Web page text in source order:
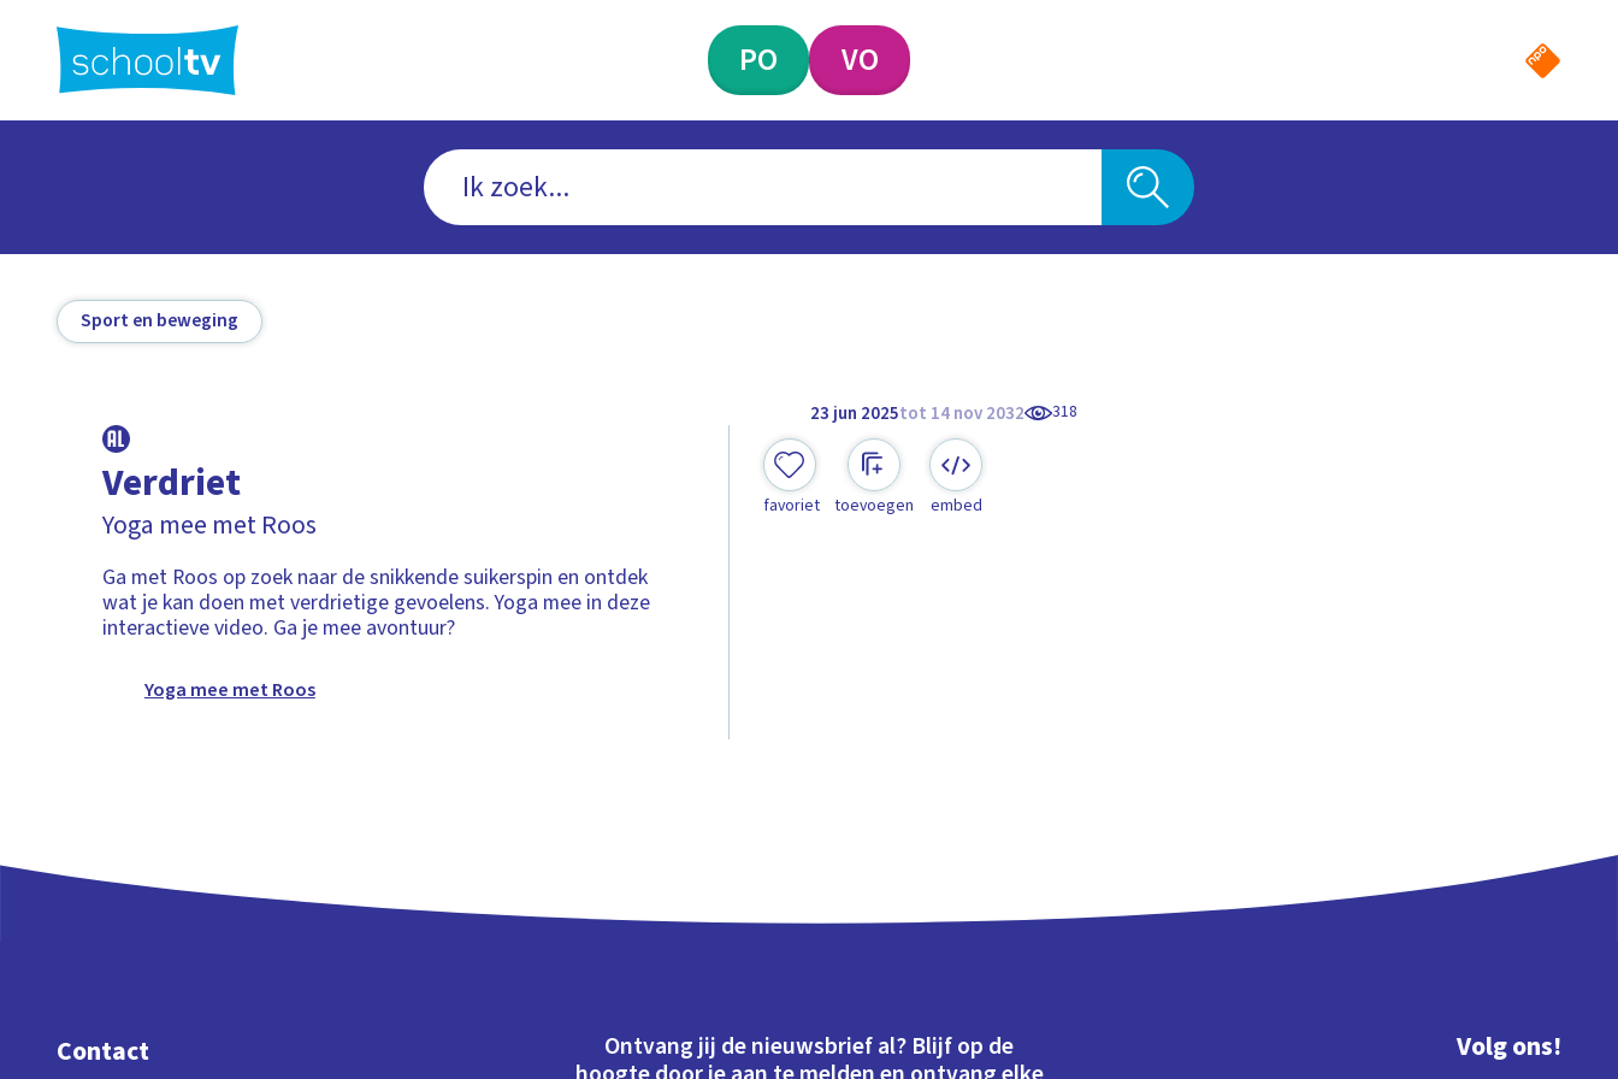
hoofdinhoud
PO VO
Sport en beweging
23 jun 2025tot 14 nov 2032 318
Verdriet
Yoga mee met Roos
Ga met Roos op zoek naar de snikkende suikerspin en ontdek
wat je kan doen met verdrietige gevoelens. Yoga mee in deze
interactieve video. Ga je mee avontuur?
Yoga mee met Roos
favoriet toevoegen embed
Contact
Ontvang jij de nieuwsbrief al? Blijf op de
Volg ons!